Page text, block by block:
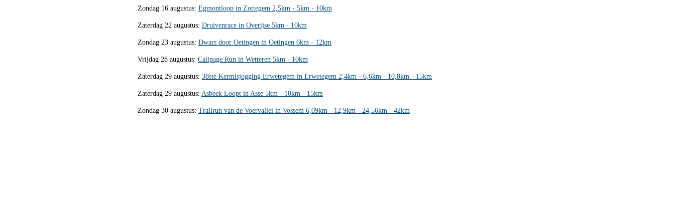
Zondag 16 augustus: Egmontloop in Zottegem 2,5km - 5km - 10km
Zaterdag 22 augustus: Druivenrace in Overijse 5km - 10km
Zondag 23 augustus: Dwars door Oetingen in Oetingen 6km - 12km
Vrijdag 28 augustus: Calipage Run in Wetteren 5km - 10km
Zaterdag 29 augustus: 38ste Kermisjogging Erwetegem in Erwetegem 2,4km - 6,6km - 10,8km - 15km
Zaterdag 29 augustus: Asbeek Loopt in Asse 5km - 10km - 15km
Zondag 30 augustus: Trailrun van de Voervallei in Vossem 6,09km - 12,9km - 24,56km - 42km